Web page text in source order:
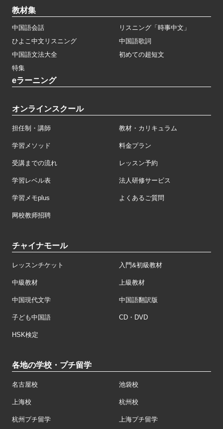
教材集
中国語会話
リスニング「時事中文」
ひよこ中文リスニング
中国語歌詞
中国語文法大全
初めての超短文
特集
eラーニング
オンラインスクール
担任制・講師 教材・カリキュラム
学習メソッド 料金プラン
受講までの流れ レッスン予約
学習レベル表 法人研修サービス
学習メモplus よくあるご質問
网校教师招聘
チャイナモール
レッスンチケット 入門&初級教材
中級教材 上級教材
中国現代文学 中国語翻訳版
子ども中国語 CD・DVD
HSK検定
各地の学校・プチ留学
名古屋校 池袋校
上海校 杭州校
杭州プチ留学 上海プチ留学